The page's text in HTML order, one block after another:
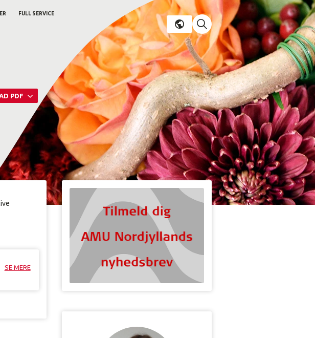
FULL SERVICE
PDF
SE MERE